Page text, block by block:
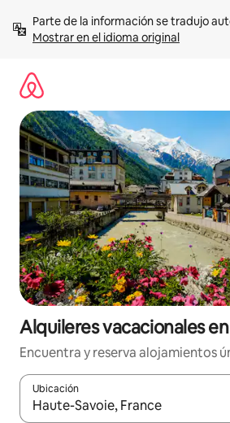
contenidoMostrar en el idioma original
Alquileres vacacionales
Encuentra y reserva alojamientos
Ubicación
Cuando los resultados estén